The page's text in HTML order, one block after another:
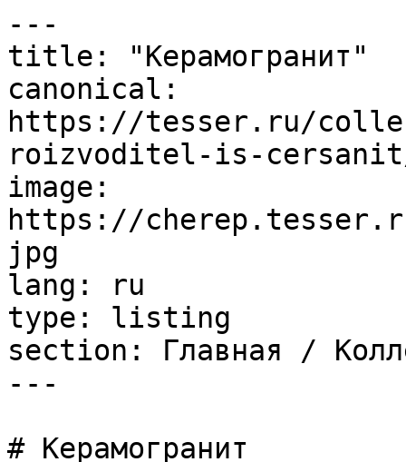
---
title: "Керамогранит"
canonical:
https://tesser.ru/
roizvoditel-is-
image:
https://
jpg
lang: ru
type: listing
section: Главная /
---
# Керамогранит